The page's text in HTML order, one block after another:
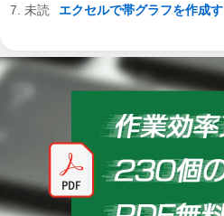
エクセルで帯グラフを作成